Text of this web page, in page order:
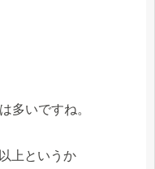
多いですね。
上というか